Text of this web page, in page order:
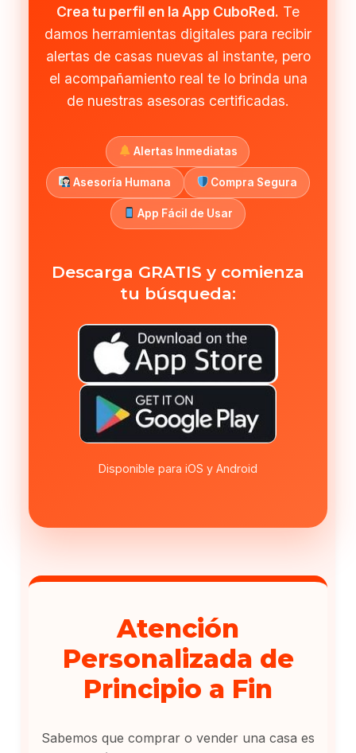
Crea tu perfil en la App CuboRed. Te
damos herramientas digitales para recibir
alertas de casas nuevas al instante, pero
el acompañamiento real te lo brinda una
de nuestras asesoras certificadas.
Alertas Inmediatas
Asesoría Humana Compra Segura
App Fácil de Usar
Descarga GRATIS y comienza
tu búsqueda:
Disponible para iOS y Android
Atención
Personalizada de
Principio a Fin
Sabemos que comprar o vender una casa es